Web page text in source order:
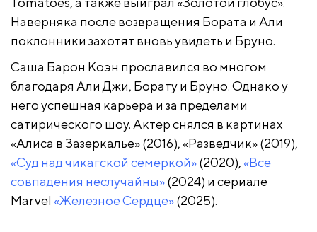
Наверняка после возвращения Бората и Али
поклонники захотят вновь увидеть и Бруно.
Саша Барон Коэн прославился во многом
благодаря Али Джи, Борату и Бруно. Однако у
него успешная карьера и за пределами
сатирического шоу. Актер снялся в картинах
«Алиса в Зазеркалье» (2016), «Разведчик» (2019),
«Суд над чикагской семеркой»(2020), «Все
совпадения неслучайны»(2024) и сериале
Marvel «Железное Сердце»(2025).